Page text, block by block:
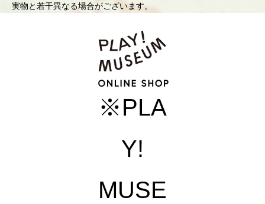
実物と若干異なる場合がございます。
※PLA
Y!
MUSE